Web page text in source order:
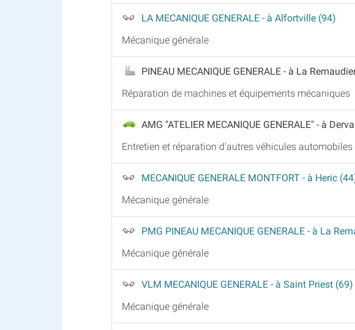
LA MECANIQUE GENERALE - à Alfortville (94)
Mécanique générale
PINEAU MECANIQUE GENERALE - à La
Réparation de machines et équipements mécaniques
AMG "ATELIER MECANIQUE GENERALE" - à
Entretien et réparation d'autres véhicules automobiles
MECANIQUE GENERALE MONTFORT - à Heric
Mécanique générale
PMG PINEAU MECANIQUE GENERALE - à La
Mécanique générale
VLM MECANIQUE GENERALE - à Saint Priest (69)
Mécanique générale